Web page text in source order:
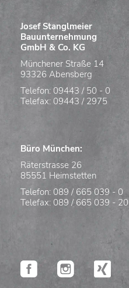
Josef Stanglmeier
Bauunternehmung
GmbH & Co. KG
Münchener Straße 14
93326 Abensberg
Telefon: 09443 / 50 - 0
Telefax: 09443 / 2975
Büro München:
Räterstrasse 26
85551 Heimstetten
Telefon: 089 / 665 039 - 0
Telefax: 089 / 665 039 - 20